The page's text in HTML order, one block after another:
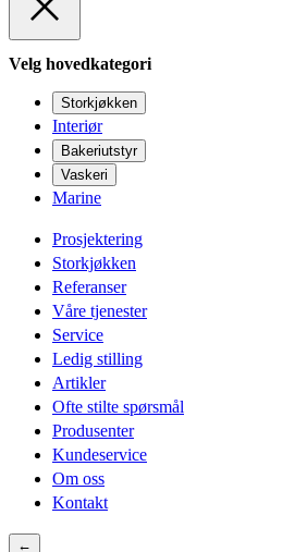
Velg hovedkategori
Storkjøkken
Interiør
Bakeriutstyr
Vaskeri
Marine
Prosjektering
Storkjøkken
Referanser
Våre tjenester
Service
Ledig stilling
Artikler
Ofte stilte spørsmål
Produsenter
Kundeservice
Om oss
Kontakt
←